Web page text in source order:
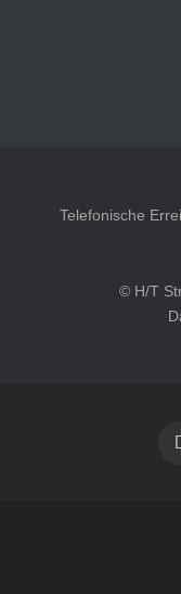
Telefonische
© H/T